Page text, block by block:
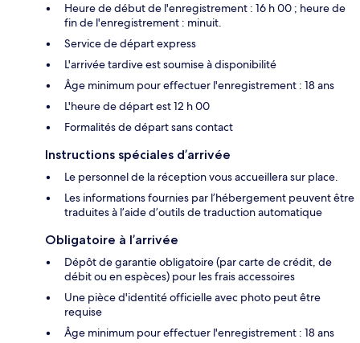
Heure de début de l'enregistrement : 16 h 00 ; heure de
fin de l'enregistrement : minuit.
Service de départ express
L'arrivée tardive est soumise à disponibilité
Âge minimum pour effectuer l'enregistrement : 18 ans
L'heure de départ est 12 h 00
Formalités de départ sans contact
Instructions spéciales d’arrivée
Le personnel de la réception vous accueillera sur place.
Les informations fournies par l’hébergement peuvent être
traduites à l’aide d’outils de traduction automatique
Obligatoire à l’arrivée
Dépôt de garantie obligatoire (par carte de crédit, de
débit ou en espèces) pour les frais accessoires
Une pièce d'identité officielle avec photo peut être
requise
Âge minimum pour effectuer l'enregistrement : 18 ans